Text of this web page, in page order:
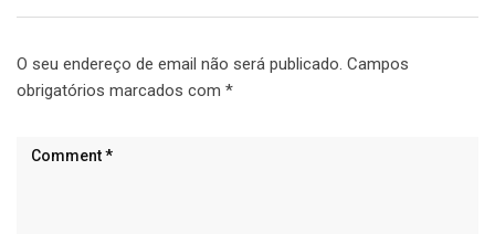
O seu endereço de email não será publicado. Campos
obrigatórios marcados com *